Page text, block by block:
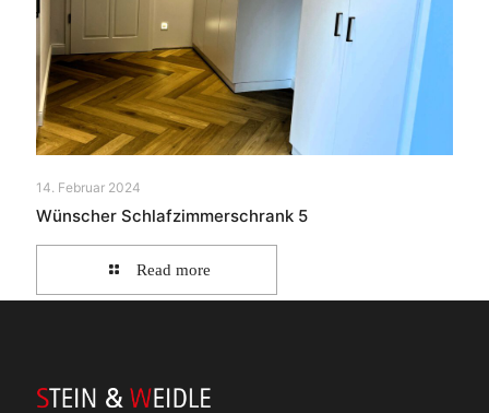
14. Februar 2024
Wünscher Schlafzimmerschrank 5
Read more